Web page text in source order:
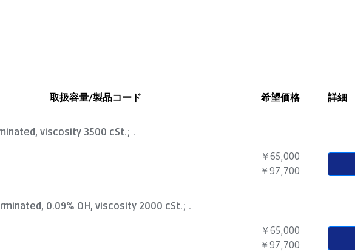
取扱容量/製品コード 希望価格 詳細
viscosity 3500 cSt.; .
￥65,000
￥97,700
0.09% OH, viscosity 2000 cSt.; .
￥65,000
￥97,700